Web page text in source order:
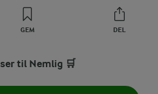
GEM DEL
til Nemlig 🛒